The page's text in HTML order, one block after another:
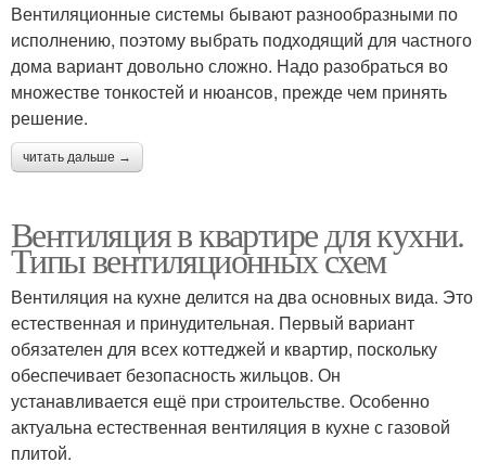
Вентиляционные системы бывают разнообразными по
исполнению, поэтому выбрать подходящий для частного
дома вариант довольно сложно. Надо разобраться во
множестве тонкостей и нюансов, прежде чем принять
решение.
читать дальше →
Вентиляция в квартире для кухни.
Типы вентиляционных схем
Вентиляция на кухне делится на два основных вида. Это
естественная и принудительная. Первый вариант
обязателен для всех коттеджей и квартир, поскольку
обеспечивает безопасность жильцов. Он
устанавливается ещё при строительстве. Особенно
актуальна естественная вентиляция в кухне с газовой
плитой.